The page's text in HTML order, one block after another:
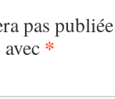
pas
*